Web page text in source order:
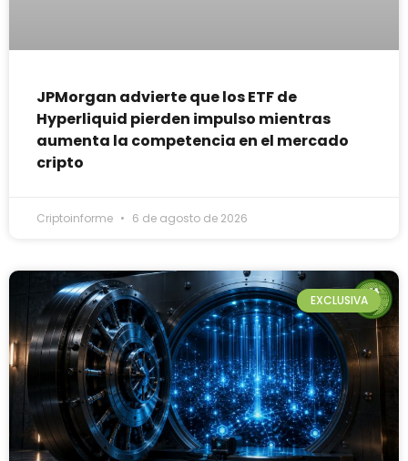
JPMorgan advierte que los ETF de
Hyperliquid pierden impulso mientras
aumenta la competencia en el mercado
cripto
Criptoinforme 6 de agosto de 2026
EXCLUSIVA